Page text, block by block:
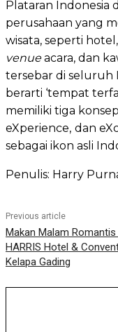
Plataran Indonesia
perusahaan yang
wisata, seperti
venueacara, dan
tersebar di seluruh
berarti ‘tempat
memiliki tiga
eXperience, dan
sebagai ikon asli
Penulis: Harry
Previous article
Makan Malam Romantis
HARRIS Hotel &
Kelapa Gading